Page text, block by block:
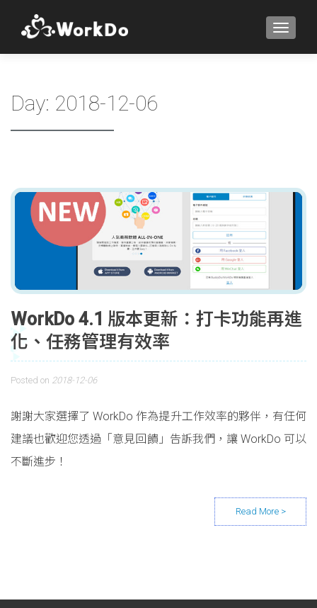
Day: 2018-12-06
WorkDo 4.1 版本更新：打卡功能再進
化、任務管理有效率
Posted on 2018-12-06
謝謝大家選擇了 WorkDo 作為提升工作效率的夥伴，有任何
建議也歡迎您透過「意見回饋」告訴我們，讓 WorkDo 可以
不斷進步！
Posts navigation